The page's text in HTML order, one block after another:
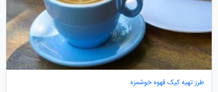
طرز تهیه کیک قهوه خوشمزه